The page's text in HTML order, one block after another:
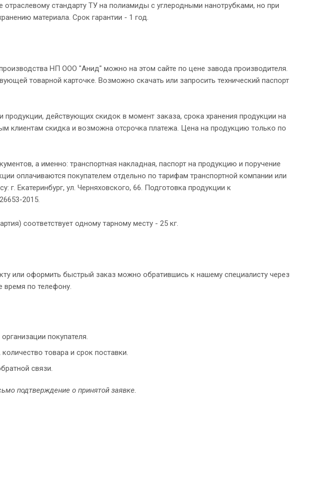
стандарту ТУ на полиамиды с углеродными нанотрубками, но при
материала. Срок гарантии - 1 год.
НП ООО "Анид" можно на этом сайте по цене завода производителя.
товарной карточке. Возможно скачать или запросить технический паспорт
действующих скидок в момент заказа, срока хранения продукции на
клиентам скидка и возможна отсрочка платежа. Цена на продукцию только по
а именно: транспортная накладная, паспорт на продукцию и поручение
оплачиваются покупателем отдельно по тарифам транспортной компании или
Екатеринбург, ул. Черняховского, 66. Подготовка продукции к
2015.
соответствует одному тарному месту - 25 кг.
или оформить быстрый заказ можно обратившись к нашему специалисту через
по телефону.
покупателя.
товара и срок поставки.
связи.
подтверждение о принятой заявке.